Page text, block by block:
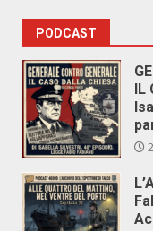
PODCAST
IL